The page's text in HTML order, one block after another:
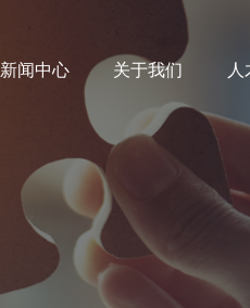
工程机械/农机行业
船舶行业
新闻中心 关于我们